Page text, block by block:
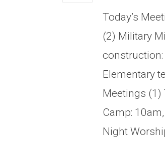
Today’s
(2) Military
Elementary
Meetings (1)
Camp:
Night